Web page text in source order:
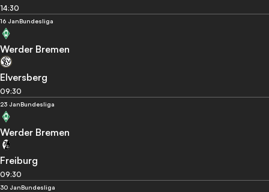
14:30
16 JanBundesliga
Werder Bremen
Elversberg
09:30
23 JanBundesliga
Werder Bremen
Freiburg
09:30
30 JanBundesliga